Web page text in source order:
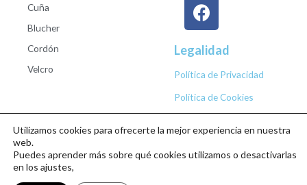
Cuña
Blucher
Cordón
Velcro
Legalidad
Política de Privacidad
Política de Cookies
Copyright © 2026 Calzados Roberto Studio
Utilizamos cookies para ofrecerte la mejor experiencia en nuestra
web.
Puedes aprender más sobre qué cookies utilizamos o desactivarlas
en los ajustes,